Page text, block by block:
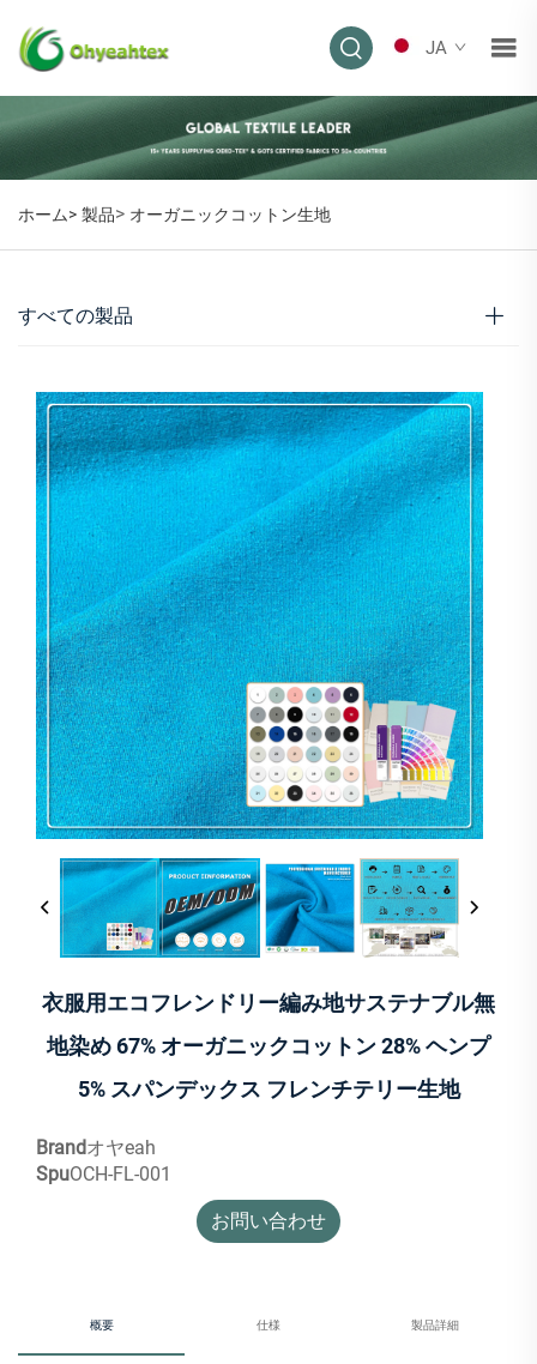
JA
ホーム> 製品> オーガニックコットン生地
すべての製品
衣服用エコフレンドリー編み地サステナブル無
地染め 67% オーガニックコットン 28% ヘンプ
5% スパンデックス フレンチテリー生地
Brandオヤeah
SpuOCH-FL-001
お問い合わせ
概要 仕様 製品詳細